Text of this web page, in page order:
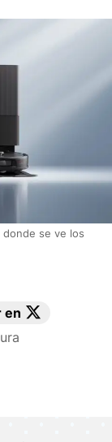
donde se ve los
en